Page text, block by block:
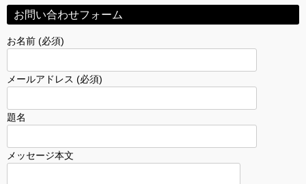
お問い合わせフォーム
お名前 (必須)
メールアドレス (必須)
題名
メッセージ本文